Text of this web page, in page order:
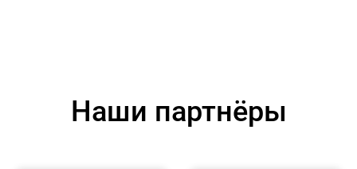
Наши партнёры